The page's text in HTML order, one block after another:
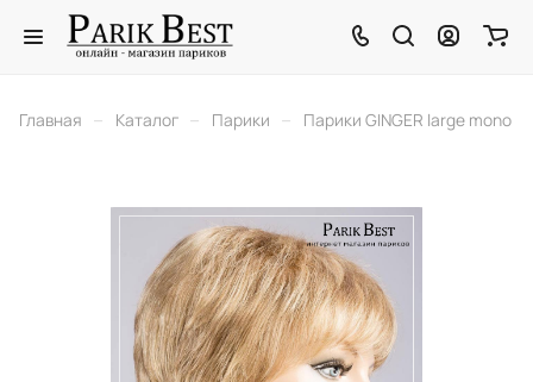
Главная – Каталог – Парики – Парики GINGER large mono